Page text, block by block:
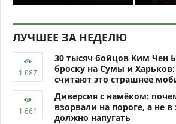
ЛУЧШЕЕ ЗА НЕДЕЛЮ
30 тысяч бойцов Ким Чен
броску на Сумы и
считают это страшнее
Диверсия с намёком:
взорвали на пороге, а не в
должно напугать